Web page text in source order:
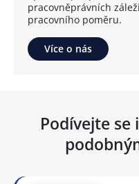
pracovněprávních
pracovního poměru.
Více o nás
Podívejte se